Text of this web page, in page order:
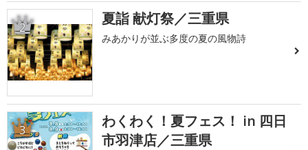
2 夏詣 献灯祭／三重県
みあかりが並ぶ多度の夏の風物詩
3
わくわく！夏フェス！ in 四日
市羽津店／三重県